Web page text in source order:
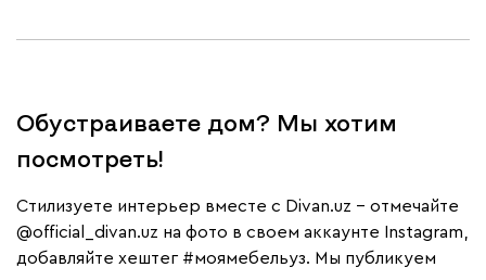
Обустраиваете дом? Мы хотим
посмотреть!
Cтилизуете интерьер вместе с Divan.uz – отмечайте
@official_divan.uz на фото в своем аккаунте Instagram,
добавляйте хештег #моямебельуз. Мы публикуем